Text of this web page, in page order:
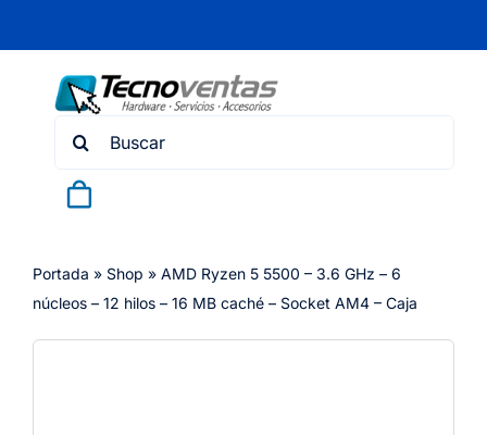
content
Search
Portada » Shop » AMD Ryzen 5 5500 – 3.6 GHz – 6
núcleos – 12 hilos – 16 MB caché – Socket AM4 – Caja